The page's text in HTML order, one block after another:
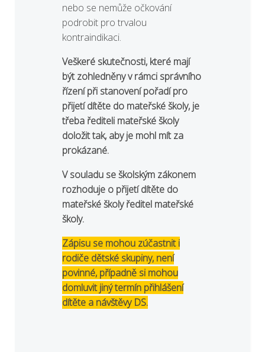
nebo se nemůže očkování
podrobit pro trvalou
kontraindikaci.
Veškeré skutečnosti, které mají
být zohledněny v rámci správního
řízení při stanovení pořadí pro
přijetí dítěte do mateřské školy, je
třeba řediteli mateřské školy
doložit tak, aby je mohl mít za
prokázané.
V souladu se školským zákonem
rozhoduje o přijetí dítěte do
mateřské školy ředitel mateřské
školy.
Zápisu se mohou zúčastnit i
rodiče dětské skupiny, není
povinné, případně si mohou
domluvit jiný termín přihlášení
dítěte a návštěvy DS.